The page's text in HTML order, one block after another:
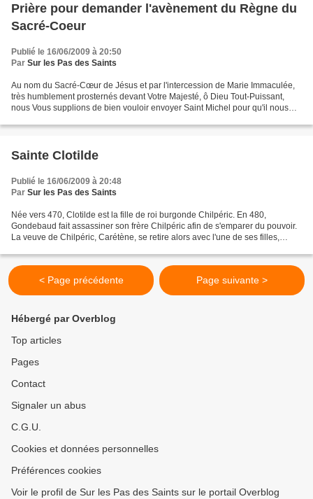
Prière pour demander l'avènement du Règne du
Sacré-Coeur
Publié le 16/06/2009 à 20:50
Par Sur les Pas des Saints
Au nom du Sacré-Cœur de Jésus et par l'intercession de Marie Immaculée,
très humblement prosternés devant Votre Majesté, ô Dieu Tout-Puissant,
nous Vous supplions de bien vouloir envoyer Saint Michel pour qu'il nous
Sainte Clotilde
Publié le 16/06/2009 à 20:48
Par Sur les Pas des Saints
Née vers 470, Clotilde est la fille de roi burgonde Chilpéric. En 480,
Gondebaud fait assassiner son frère Chilpéric afin de s'emparer du pouvoir.
La veuve de Chilpéric, Carétène, se retire alors avec l'une de ses filles,
< Page précédente Page suivante >
Hébergé par Overblog
Top articles
Pages
Contact
Signaler un abus
C.G.U.
Cookies et données personnelles
Préférences cookies
Voir le profil de Sur les Pas des Saints sur le portail Overblog